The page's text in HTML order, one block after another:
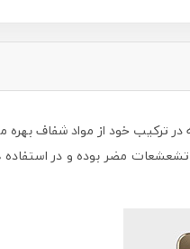
ترکیب خود از مواد شفاف بهره
مضر بوده و در